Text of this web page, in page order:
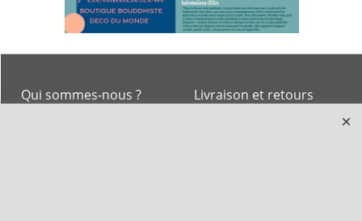
Livraison et retours
Qui sommes-nous ?